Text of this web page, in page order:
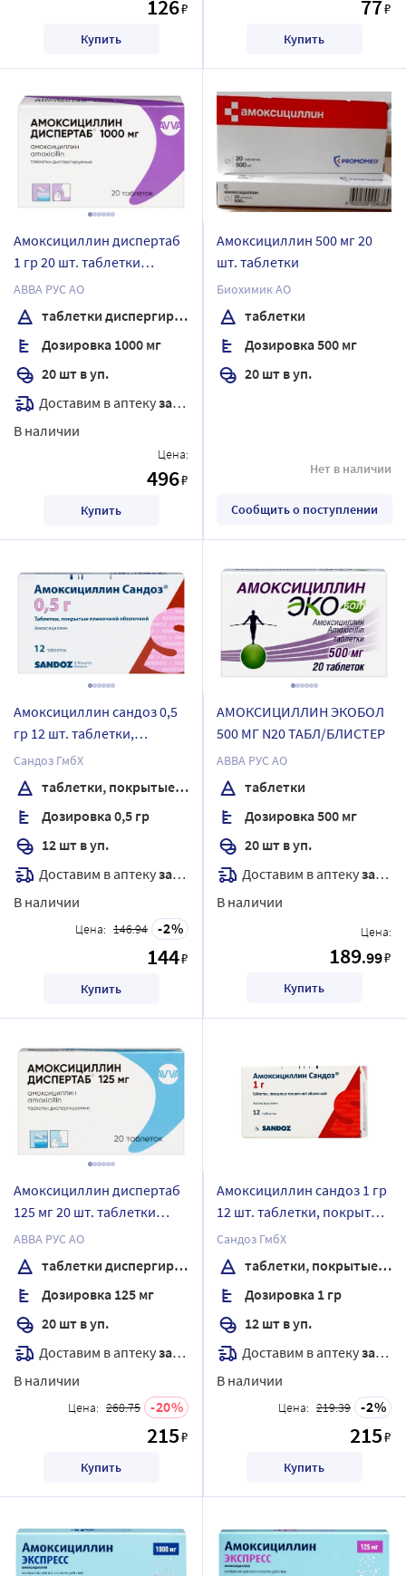
126₽
Купить
77₽
Купить
Амоксициллин диспертаб
1 гр 20 шт. таблетки
диспергируемые
АВВА РУС АО
таблетки диспергируемые
Дозировка 1000 мг
20 шт в уп.
Доставим в аптекузавтра
В наличии
Цена:
496₽
Купить
Амоксициллин 500 мг 20
шт. таблетки
Биохимик АО
таблетки
Дозировка 500 мг
20 шт в уп.
Нет в наличии
Сообщить о поступлении
Амоксициллин сандоз 0,5
гр 12 шт. таблетки,
покрытые пленочной
оболочкой
Сандоз ГмбХ
таблетки, покрытые пленочной оболочкой
Дозировка 0,5 гр
12 шт в уп.
Доставим в аптекузавтра
В наличии
Цена: 146.94 2
144₽
Купить
АМОКСИЦИЛЛИН ЭКОБОЛ
500 МГ N20 ТАБЛ/БЛИСТЕР
АВВА РУС АО
таблетки
Дозировка 500 мг
20 шт в уп.
Доставим в аптекузавтра
В наличии
Цена:
189.99₽
Купить
Амоксициллин диспертаб
125 мг 20 шт. таблетки
диспергируемые
АВВА РУС АО
таблетки диспергируемые
Дозировка 125 мг
20 шт в уп.
Доставим в аптекузавтра
В наличии
Цена: 268.75 20
215₽
Купить
Амоксициллин сандоз 1 гр
12 шт. таблетки, покрытые
пленочной оболочкой
Сандоз ГмбХ
таблетки, покрытые пленочной оболочкой
Дозировка 1 гр
12 шт в уп.
Доставим в аптекузавтра
В наличии
Цена: 219.39 2
215₽
Купить